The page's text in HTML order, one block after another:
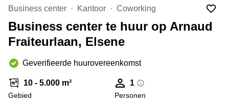
huren
Elsene
Brugge
Herentals
Aalst
Oostende
Mechelen
Coworking-
ruimtes te
huur in
Gent
Coworking
Niklaas
Business center Kantoor Coworking
Business center te huur op Arnaud
Fraiteurlaan, Elsene
Geverifieerde huurovereenkomst
10 - 5.000 m²
Gebied
1
Personen